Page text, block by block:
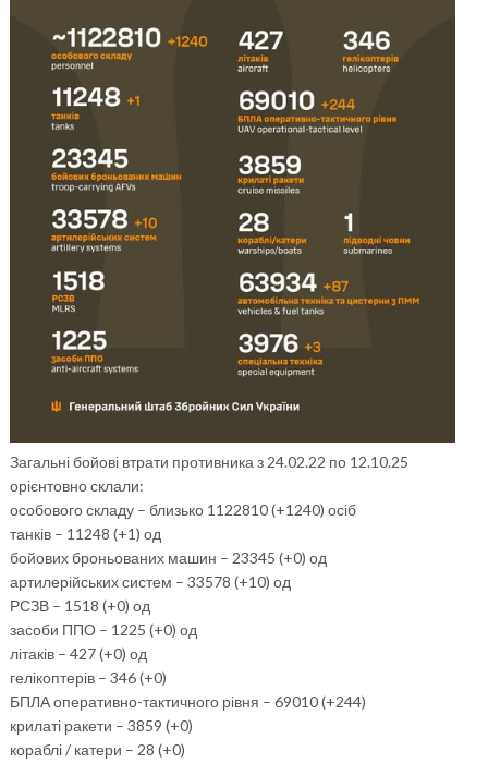
Загальні бойові втрати противника з 24.02.22 по 12.10.25
орієнтовно склали:
особового складу – близько 1122810 (+1240) осіб
танків – 11248 (+1) од
бойових броньованих машин – 23345 (+0) од
артилерійських систем – 33578 (+10) од
РСЗВ – 1518 (+0) од
засоби ППО – 1225 (+0) од
літаків – 427 (+0) од
гелікоптерів – 346 (+0)
БПЛА оперативно-тактичного рівня – 69010 (+244)
крилаті ракети – 3859 (+0)
кораблі / катери – 28 (+0)